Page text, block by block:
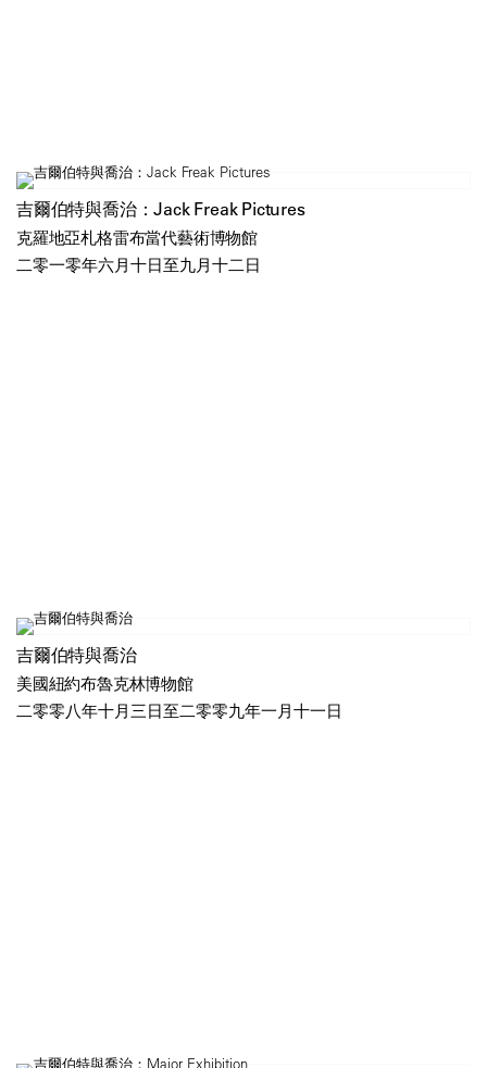
吉爾伯特與喬治：Jack Freak Pictures
克羅地亞札格雷布當代藝術博物館
二零一零年六月十日至九月十二日
吉爾伯特與喬治
美國紐約布魯克林博物館
二零零八年十月三日至二零零九年一月十一日